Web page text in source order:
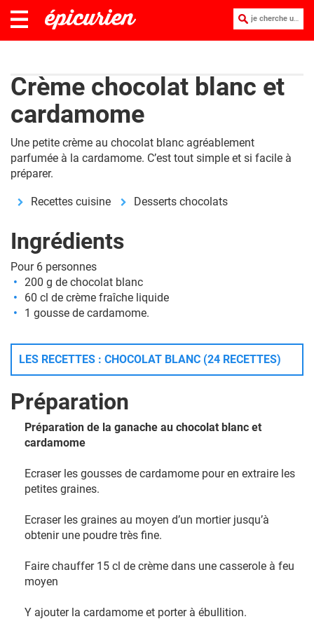
je cherche une recette :
Crème chocolat blanc et
cardamome
Une petite crème au chocolat blanc agréablement
parfumée à la cardamome. C’est tout simple et si facile à
préparer.
Recettes cuisine Desserts chocolats
Ingrédients
Pour 6 personnes
200 g de chocolat blanc
60 cl de crème fraîche liquide
1 gousse de cardamome.
LES RECETTES : CHOCOLAT BLANC (24 RECETTES)
Préparation
Préparation de la ganache au chocolat blanc et
cardamome
Ecraser les gousses de cardamome pour en extraire les
petites graines.
Ecraser les graines au moyen d’un mortier jusqu’à
obtenir une poudre très fine.
Faire chauffer 15 cl de crème dans une casserole à feu
moyen
Y ajouter la cardamome et porter à ébullition.